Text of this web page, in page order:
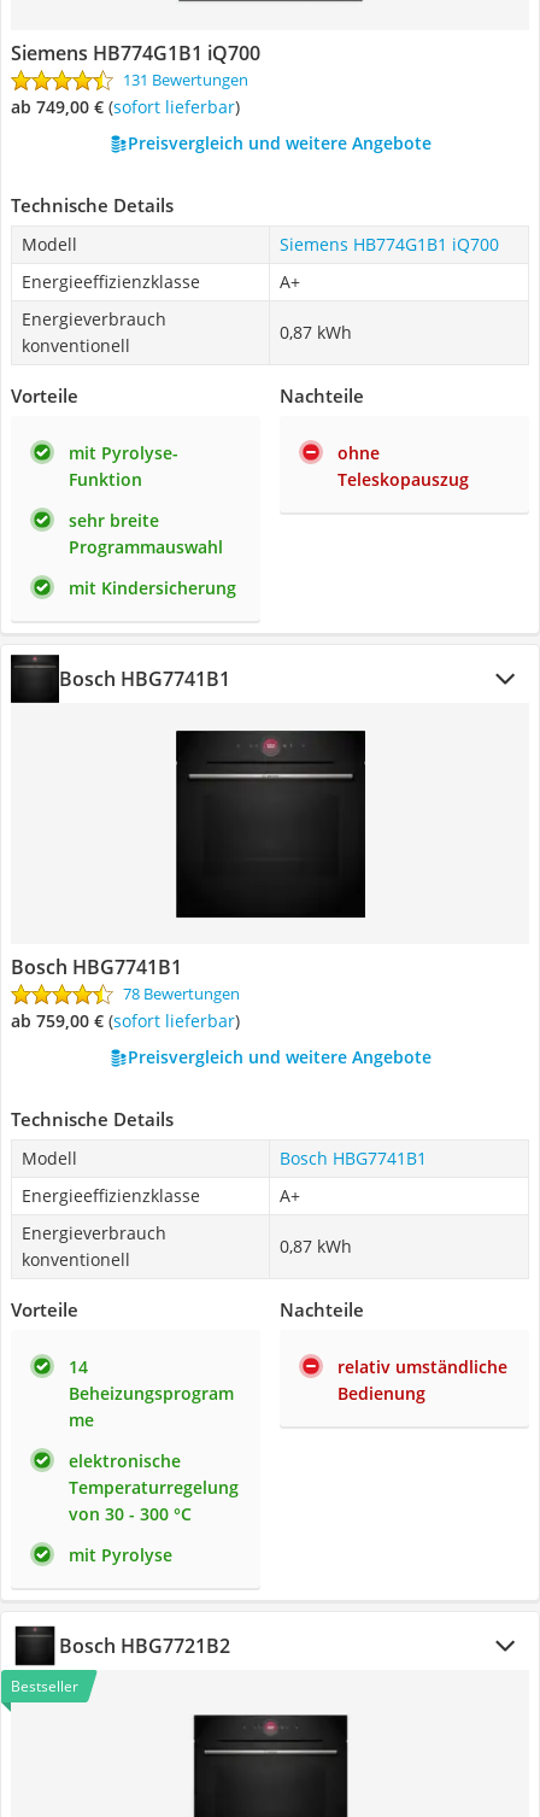
Siemens HB774G1B1 iQ700
131 Bewertungen
ab 749,00 € ( Sofort lieferbar)
Preisvergleich und weitere Angebote
Technische Details
Modell
Siemens HB774G1B1 iQ700
Energieeffizienzklasse
A+
Energieverbrauch
konventionell
0,87 kWh
Vorteile
mit Pyrolyse-
Funktion
sehr breite
Programmauswahl
mit Kindersicherung
Nachteile
ohne
Teleskopauszug
Bosch HBG7741B1
Bosch HBG7741B1
78 Bewertungen
ab 759,00 € ( Sofort lieferbar)
Preisvergleich und weitere Angebote
Technische Details
Modell
Bosch HBG7741B1
Energieeffizienzklasse
A+
Energieverbrauch
konventionell
0,87 kWh
Vorteile
14
Beheizungsprogram
me
elektronische
Temperaturregelung
von 30 - 300 °C
mit Pyrolyse
Nachteile
relativ umständliche
Bedienung
Bosch HBG7721B2
Bestseller